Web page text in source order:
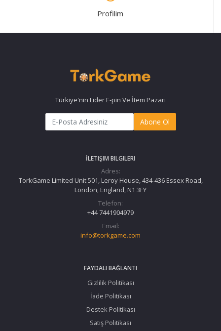
Profilim
Türkiye'nin Lider E-pin Ve İtem Pazarı
Abone Ol
İLETIŞIM BILGILERI
Adres:
TorkGame Limited Unit 501, Leroy House, 434-436 Essex Road,
London, England, N1 3FY
Telefon:
+44 7441904979
Email:
info@torkgame.com
FAYDALI BAĞLANTI
Gizlilik Politikası
İade Politikası
Destek Politikası
Satış Politikası